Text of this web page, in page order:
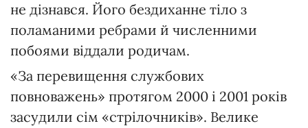
не дізнався. Його бездиханне тіло з
поламаними ребрами й численними
побоями віддали родичам.
«За перевищення службових
повноважень» протягом 2000 і 2001 років
засудили сім «стрілочників». Велике